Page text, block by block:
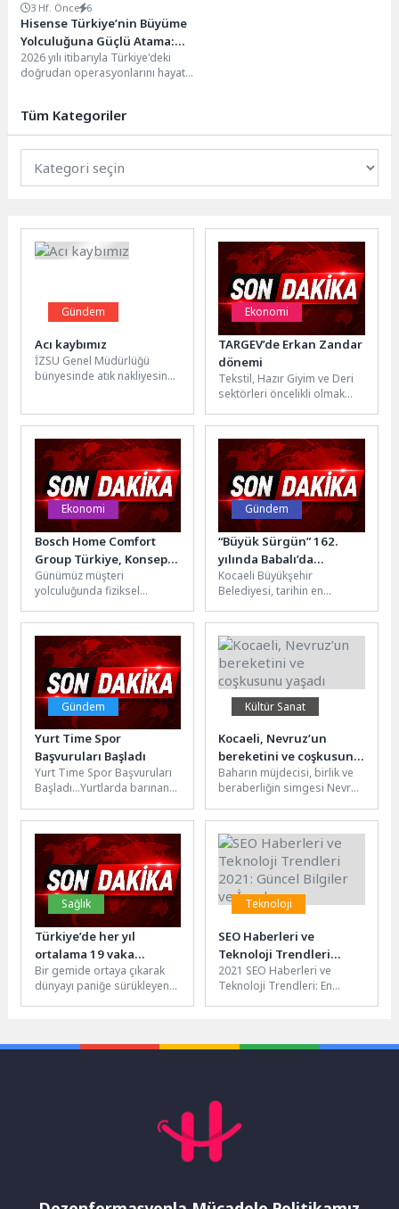
3 Hf. Önce 6
Hisense Türkiye’nin Büyüme
Yolculuğuna Güçlü Atama:
Ticari Direktörlük Görevine
Ekin Doğan Çomak Getirildi
2026 yılı itibarıyla Türkiye'deki
doğrudan operasyonlarını hayata
büyümesini sürdürürken,...
Tüm Kategoriler
Gündem
Acı kaybımız
İZSU Genel Müdürlüğü
bünyesinde atık nakliyesinde
Ekonomi
TARGEV’de Erkan Zandar
dönemi
Tekstil, Hazır Giyim ve Deri
sektörleri öncelikli olmak
üstünlüğüne sahip olduğu
sektörlerde...
Ekonomi
Bosch Home Comfort
Group Türkiye, Konsept
İş Ortağı Ağıyla Hizmet
Standartlarında Yeni Bir
Dönem Başlatıyor
Günümüz müşteri
yolculuğunda fiziksel
ürünlere güvenle ulaşması
ve profesyonel hizmet alma
ihtiyaçları...
Gündem
“Büyük Sürgün” 162.
yılında Babalı’da
anılacak
Kocaeli Büyükşehir
Belediyesi, tarihin en
olarak kayıtlara geçen
“Büyük Sürgünü” 162.
yılında...
Gündem
Yurt Time Spor
Başvuruları Başladı
Yurt Time Spor Başvuruları
Başladı…Yurtlarda barınan
gelir elde etmesi, günlük
spor alışkanlığı...
Kültür Sanat
Kocaeli, Nevruz’un
bereketini ve coşkusunu
yaşadı
Baharın müjdecisi, birlik ve
beraberliğin simgesi Nevruz
bir coşkuya sahne oldu.
Farklı...
Sağlık
Türkiye’de her yıl
ortalama 19 vaka
görülüyor
Bir gemide ortaya çıkarak
dünyayı paniğe sürükleyen
Teknoloji
SEO Haberleri ve
Teknoloji Trendleri
2021: Güncel Bilgiler ve
İpuçları
2021 SEO Haberleri ve
Teknoloji Trendleri: En